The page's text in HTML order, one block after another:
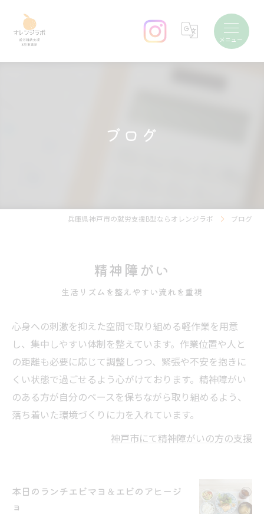
ブログ
兵庫県神戸市の就労支援B型ならオレンジラボ ブログ
精神障がい
生活リズムを整えやすい流れを重視
心身への刺激を抑えた空間で取り組める軽作業を用意
し、集中しやすい体制を整えています。作業位置や人と
の距離も必要に応じて調整しつつ、緊張や不安を抱きに
くい状態で過ごせるよう心がけております。精神障がい
のある方が自分のペースを保ちながら取り組めるよう、
落ち着いた環境づくりに力を入れています。
神戸市にて精神障がいの方の支援
本日のランチエビマヨ＆エビのアヒージ
ョ